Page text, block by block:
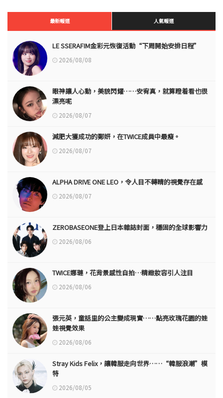
最新報道 人氣報道
LE SSERAFIM金彩元恢復活動“下周開始安排日程”
2026/08/08
眼神讓人心動，美貌閃耀……安宥真，就算瞪着看也很
漂亮呢
2026/08/07
減肥大獲成功的鄭妍，在TWICE成員中最瘦。
2026/08/07
ALPHA DRIVE ONE LEO，令人目不轉睛的視覺存在感
2026/08/07
ZEROBASEONE登上日本雜誌封面，穩固的全球影響力
2026/08/06
TWICE娜璉，花背景感性自拍…精緻妝容引人注目
2026/08/06
張元英，童話里的公主變成現實……點亮玫瑰花園的娃
娃視覺效果
2026/08/06
Stray Kids Felix，讓韓服走向世界……“韓服浪潮”模
特
2026/08/05